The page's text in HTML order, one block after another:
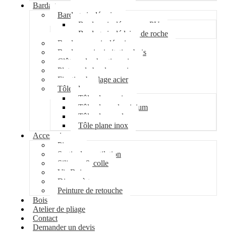
Bardage
Bardage isolé acier
Bardage isolé mousse PU
Bardage isolé laine de roche
Bardage non isolé acier
Bardage acier imitation bois
Clôture de chantier acier
Plateau de bardage acier
Fixation bardage acier
Tôle plane
Tôle plane acier
Tôle plane aluminium
Tôle plane galva
Tôle plane inox
Accessoires
Pipeco
Sortie de ventilation
Silicone & colle
Vis Bois
Disque à tronçonner
Peinture de retouche
Bois
Atelier de pliage
Contact
Demander un devis